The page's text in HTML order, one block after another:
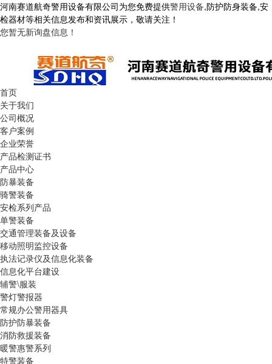
河南赛道航奇警用设备有限公司为您免费提供警用设备,防护防身装备,安
检器材等相关信息发布和资讯展示，敬请关注！
您暂无新询盘信息！
首页
关于我们
公司概况
客户案例
企业荣誉
产品检测证书
产品中心
防暴装备
骑警装备
安检系列产品
单警装备
交通管理装备及设备
移动照明监控设备
执法记录仪及信息化装备
信息化平台建设
辅警\服装
警灯警报器
常规办公警用器具
防护防暴装备
消防救援装备
暖警惠警系列
特警装备